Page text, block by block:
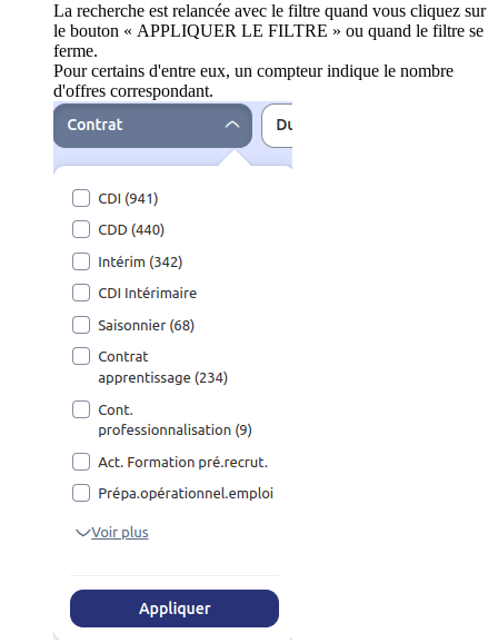
La recherche est relancée avec le filtre quand vous cliquez sur
le bouton « APPLIQUER LE FILTRE » ou quand le filtre se
ferme.
Pour certains d'entre eux, un compteur indique le nombre
d'offres correspondant.